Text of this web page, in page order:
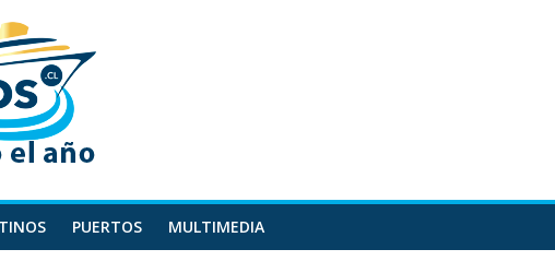
PUERTOS MULTIMEDIA